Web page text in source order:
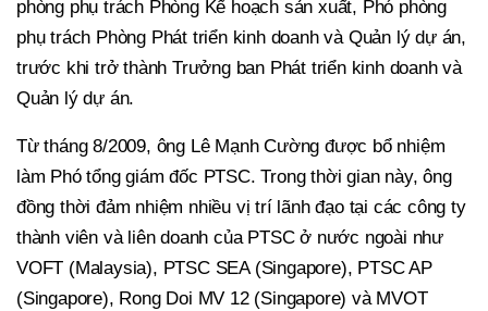
phòng phụ trách Phòng Kế hoạch sản xuất, Phó phòng
phụ trách Phòng Phát triển kinh doanh và Quản lý dự án,
trước khi trở thành Trưởng ban Phát triển kinh doanh và
Quản lý dự án.
Từ tháng 8/2009, ông Lê Mạnh Cường được bổ nhiệm
làm Phó tổng giám đốc PTSC. Trong thời gian này, ông
đồng thời đảm nhiệm nhiều vị trí lãnh đạo tại các công ty
thành viên và liên doanh của PTSC ở nước ngoài như
VOFT (Malaysia), PTSC SEA (Singapore), PTSC AP
(Singapore), Rong Doi MV 12 (Singapore) và MVOT